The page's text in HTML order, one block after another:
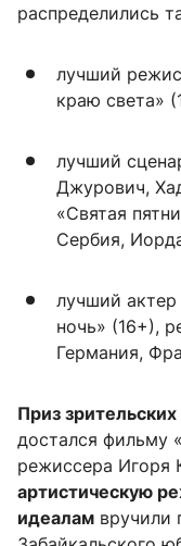
распределились
лучший
краю света»
лучший
Джурович,
«Святая
Сербия,
лучший
ночь» (16+),
Германия,
Приз
достался фильму
режиссера Игоря
артистическую
идеалам вручили